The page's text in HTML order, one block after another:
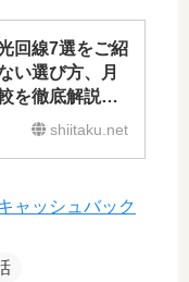
回線7選をご紹
い選び方、月
を徹底解説し
shiitaku.net
ャッシュバック